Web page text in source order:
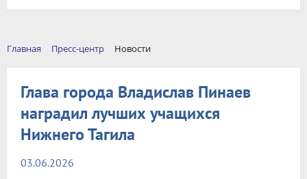
Главная Пресс-центр Новости
Глава города Владислав Пинаев
наградил лучших учащихся
Нижнего Тагила
03.06.2026